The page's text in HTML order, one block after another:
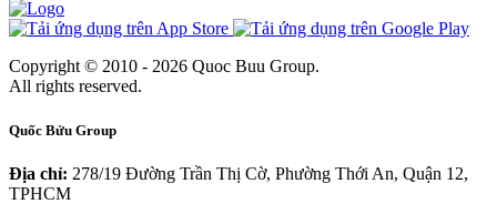
Copyright © 2010 - 2026 Quoc Buu Group.
All rights reserved.
Quốc Bửu Group
Địa chỉ: 278/19 Đường Trần Thị Cờ, Phường Thới An, Quận 12,
TPHCM